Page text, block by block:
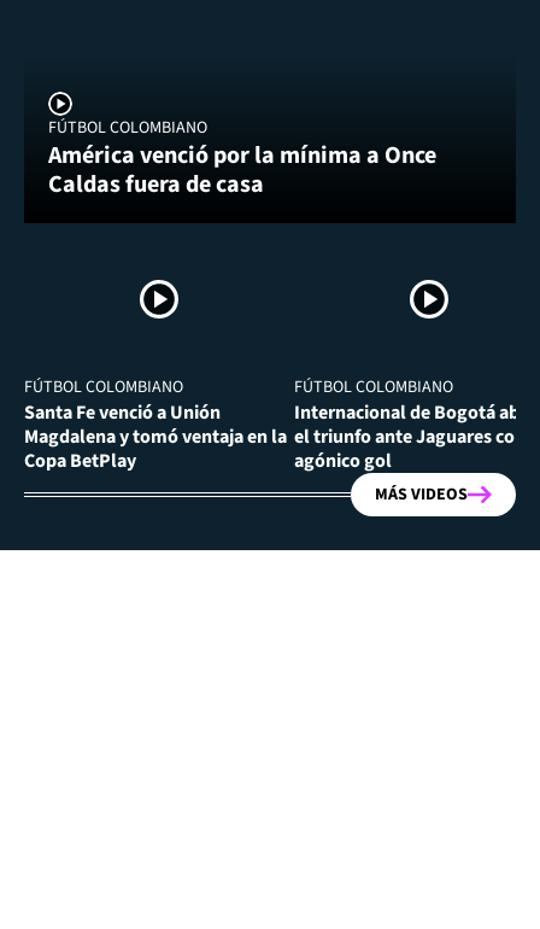
FÚTBOL COLOMBIANO
América venció por la mínima a Once
Caldas fuera de casa
FÚTBOL COLOMBIANO
Santa Fe venció a Unión
Magdalena y tomó ventaja en la
Copa BetPlay
FÚTBOL COLOMBIANO
Internacional de Bogotá
el triunfo ante Jaguares con
agónico gol
MÁS VIDEOS